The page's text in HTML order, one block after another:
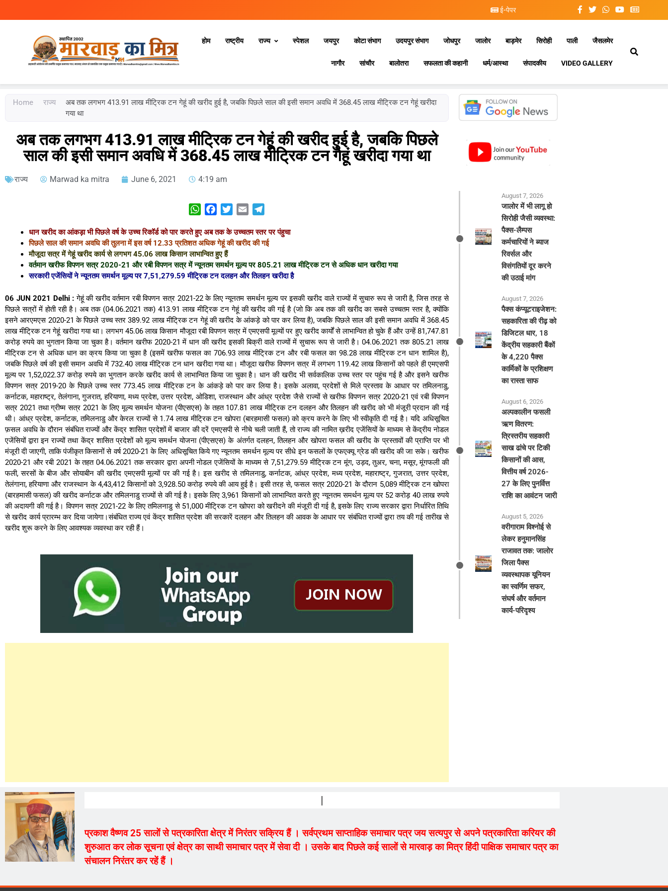
ई-पेपर
Marwad Ka Mitra
होम राष्ट्रीय राज्य स्‍पेशल जयपुर कोटा संभाग उदयपुर संभाग जोधपुर जालोर बाड़मेर सिरोही पाली जैसलमेर
नागौर सांचौर बालोतरा सफलता की कहानी धर्म/आस्था संपादकीय VIDEO GALLERY
Home राज्य
अब तक लगभग 413.91 लाख मीट्रिक टन गेहूं की खरीद हुई है, जबकि पिछले साल की इसी समान अवधि में 368.45 लाख मीट्रिक टन गेहूं खरीदा
गया था
अब तक लगभग 413.91 लाख मीट्रिक टन गेहूं की खरीद हुई है, जबकि पिछले
साल की इसी समान अवधि में 368.45 लाख मीट्रिक टन गेहूं खरीदा गया था
राज्य Marwad ka mitra June 6, 2021 4:19 am
WhatsAppFacebookTwitterEmail
धान खरीद का आंकड़ा भी पिछले वर्ष के उच्च रिकॉर्ड को पार करते हुए अब तक के उच्चतम स्तर पर पंहुचा
पिछले साल की समान अवधि की तुलना में इस वर्ष 12.33 प्रतिशत अधिक गेहूं की खरीद की गई
मौजूदा सत्र में गेहूं खरीद कार्य से लगभग 45.06 लाख किसान लाभान्वित हुए हैं
वर्तमान खरीफ विपणन सत्र 2020-21 और रबी विपणन सत्र में न्यूनतम समर्थन मूल्य पर 805.21 लाख मीट्रिक टन से अधिक धान खरीदा गया
सरकारी एजेंसियों ने न्यूनतम समर्थन मूल्य पर 7,51,279.59 मीट्रिक टन दलहन और तिलहन खरीदा है
06 JUN 2021 Delhi : गेहूं की खरीद वर्तमान रबी विपणन सत्र 2021-22 के लिए न्यूनतम समर्थन मूल्य पर इसकी खरीद वाले राज्यों में सुचारु रूप से जारी है, जिस तरह से
पिछले सत्रों में होती रही है। अब तक (04.06.2021 तक) 413.91 लाख मीट्रिक टन गेहूं की खरीद की गई है (जो कि अब तक की खरीद का सबसे उच्चतम स्तर है, क्योंकि
इसने आरएमएस 2020-21 के पिछले उच्च स्तर 389.92 लाख मीट्रिक टन गेहूं की खरीद के आंकड़े को पार कर लिया है), जबकि पिछले साल की इसी समान अवधि में 368.45
लाख मीट्रिक टन गेहूं खरीदा गया था। लगभग 45.06 लाख किसान मौजूदा रबी विपणन सत्र में एमएसपी मूल्यों पर हुए खरीद कार्यों से लाभान्वित हो चुके हैं और उन्हें 81,747.81
करोड़ रुपये का भुगतान किया जा चुका है। वर्तमान खरीफ 2020-21 में धान की खरीद इसकी बिक्री वाले राज्यों में सुचारू रूप से जारी है। 04.06.2021 तक 805.21 लाख
मीट्रिक टन से अधिक धान का क्रय किया जा चुका है (इसमें खरीफ फसल का 706.93 लाख मीट्रिक टन और रबी फसल का 98.28 लाख मीट्रिक टन धान शामिल है),
जबकि पिछले वर्ष की इसी समान अवधि में 732.40 लाख मीट्रिक टन धान खरीदा गया था। मौजूदा खरीफ विपणन सत्र में लगभग 119.42 लाख किसानों को पहले ही एमएसपी
मूल्य पर 1,52,022.37 करोड़ रुपये का भुगतान करके खरीद कार्य से लाभान्वित किया जा चुका है। धान की खरीद भी सर्वकालिक उच्च स्तर पर पहुंच गई है और इसने खरीफ
विपणन सत्र 2019-20 के पिछले उच्च स्तर 773.45 लाख मीट्रिक टन के आंकड़े को पार कर लिया है। इसके अलावा, प्रदेशों से मिले प्रस्ताव के आधार पर तमिलनाडु,
कर्नाटक, महाराष्ट्र, तेलंगाना, गुजरात, हरियाणा, मध्य प्रदेश, उत्तर प्रदेश, ओडिशा, राजस्थान और आंध्र प्रदेश जैसे राज्यों से खरीफ विपणन सत्र 2020-21 एवं रबी विपणन
सत्र 2021 तथा ग्रीष्म सत्र 2021 के लिए मूल्य समर्थन योजना (पीएसएस) के तहत 107.81 लाख मीट्रिक टन दलहन और तिलहन की खरीद को भी मंजूरी प्रदान की गई
थी। आंध्र प्रदेश, कर्नाटक, तमिलनाडु और केरल राज्यों से 1.74 लाख मीट्रिक टन खोपरा (बारहमासी फसल) को क्रय करने के लिए भी स्वीकृति दी गई है। यदि अधिसूचित
फ़सल अवधि के दौरान संबंधित राज्यों और केंद्र शासित प्रदेशों में बाजार की दरें एमएसपी से नीचे चली जाती हैं, तो राज्य की नामित ख़रीद एजेंसियों के माध्यम से केंद्रीय नोडल
एजेंसियों द्वारा इन राज्यों तथा केंद्र शासित प्रदेशों को मूल्य समर्थन योजना (पीएसएस) के अंतर्गत दलहन, तिलहन और खोपरा फसल की खरीद के प्रस्तावों की प्राप्ति पर भी
मंजूरी दी जाएगी, ताकि पंजीकृत किसानों से वर्ष 2020-21 के लिए अधिसूचित किये गए न्यूनतम समर्थन मूल्य पर सीधे इन फसलों के एफएक्यू ग्रेड की खरीद की जा सके। खरीफ
2020-21 और रबी 2021 के तहत 04.06.2021 तक सरकार द्वारा अपनी नोडल एजेंसियों के माध्यम से 7,51,279.59 मीट्रिक टन मूंग, उड़द, तुअर, चना, मसूर, मूंगफली की
फली, सरसों के बीज और सोयाबीन की खरीद एमएसपी मूल्यों पर की गई है। इस खरीद से तमिलनाडु, कर्नाटक, आंध्र प्रदेश, मध्य प्रदेश, महाराष्ट्र, गुजरात, उत्तर प्रदेश,
तेलंगाना, हरियाणा और राजस्थान के 4,43,412 किसानों को 3,928.50 करोड़ रुपये की आय हुई है। इसी तरह से, फसल सत्र 2020-21 के दौरान 5,089 मीट्रिक टन खोपरा
(बारहमासी फसल) की खरीद कर्नाटक और तमिलनाडु राज्यों से की गई है। इसके लिए 3,961 किसानों को लाभान्वित करते हुए न्यूनतम समर्थन मूल्य पर 52 करोड़ 40 लाख रुपये
की अदायगी की गई है। विपणन सत्र 2021-22 के लिए तमिलनाडु से 51,000 मीट्रिक टन खोपरा को खरीदने की मंजूरी दी गई है, इसके लिए राज्य सरकार द्वारा निर्धारित तिथि
से खरीद कार्य प्रारम्भ कर दिया जायेगा।संबंधित राज्य एवं केंद्र शासित प्रदेश की सरकारें दलहन और तिलहन की आवक के आधार पर संबंधित राज्यों द्वारा तय की गई तारीख से
खरीद शुरू करने के लिए आवश्यक व्यवस्था कर रही हैं।
August 7, 2026
जालोर में भी लागू हो
सिरोही जैसी व्यवस्था:
पैक्स-लैम्पस
कर्मचारियों ने ब्याज
रिवर्सल और
विसंगतियों दूर करने
की उठाई मांग
August 7, 2026
पैक्स कंप्यूटराइजेशन:
सहकारिता की रीढ़ को
डिजिटल धार, 18
केंद्रीय सहकारी बैंकों
के 4,220 पैक्स
कार्मिकों के प्रशिक्षण
का रास्ता साफ
August 6, 2026
अल्पकालीन फसली
ऋण वितरण:
त्रिस्तरीय सहकारी
साख ढांचे पर टिकी
किसानों की आस,
वित्तीय वर्ष 2026-
27 के लिए पुनर्वित्त
राशि का आवंटन जारी
August 5, 2026
वरीगाराम विश्नोई से
लेकर हनुमानसिंह
राजावत तक: जालोर
जिला पैक्स
व्यवस्थापक यूनियन
का स्वर्णिम सफर,
संघर्ष और वर्तमान
कार्य-परिदृश्य
PRAKAS
प्रकाश वैष्णव 25 सालों से पत्रकारिता क्षेत्र में निरंतर सक्रिय हैं । सर्वप्रथम साप्ताहिक समाचार पत्र जय सत्यपुर से अपने पत्रकारिता करियर की
शुरुआत कर लोक सूचना एवं क्षेत्र का साथी समाचार पत्र में सेवा दी । उसके बाद पिछले कई सालों से मारवाड़ का मित्र हिंदी पाक्षिक समाचार पत्र का
संचालन निरंतर कर रहें हैं ।